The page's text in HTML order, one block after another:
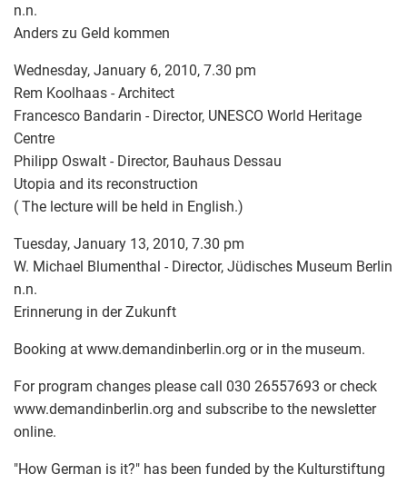
n.n.
Anders zu Geld kommen
Wednesday, January 6, 2010, 7.30 pm
Rem Koolhaas - Architect
Francesco Bandarin - Director, UNESCO World Heritage
Centre
Philipp Oswalt - Director, Bauhaus Dessau
Utopia and its reconstruction
( The lecture will be held in English.)
Tuesday, January 13, 2010, 7.30 pm
W. Michael Blumenthal - Director, Jüdisches Museum Berlin
n.n.
Erinnerung in der Zukunft
Booking at www.demandinberlin.org or in the museum.
For program changes please call 030 26557693 or check
www.demandinberlin.org and subscribe to the newsletter
online.
"How German is it?" has been funded by the Kulturstiftung